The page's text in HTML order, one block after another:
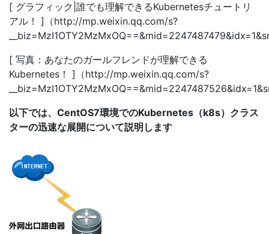
[ グラフィック|誰でも理解できるKubernetesチュートリ
アル！ ]（http://mp.weixin.qq.com/s?
[ 写真：あなたのガールフレンドが理解できる
Kubernetes！ ]（http://mp.weixin.qq.com/s?
以下では、CentOS7環境でのKubernetes（k8s）クラス
ターの迅速な展開について説明します